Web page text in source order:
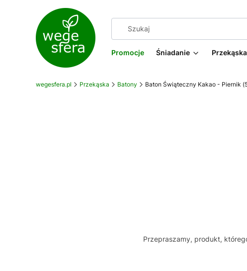
Promocje Śniadanie Przekąska
wegesfera.pl Przekąska Batony Baton Świąteczny Kakao - Piernik
Przepraszamy, produkt,